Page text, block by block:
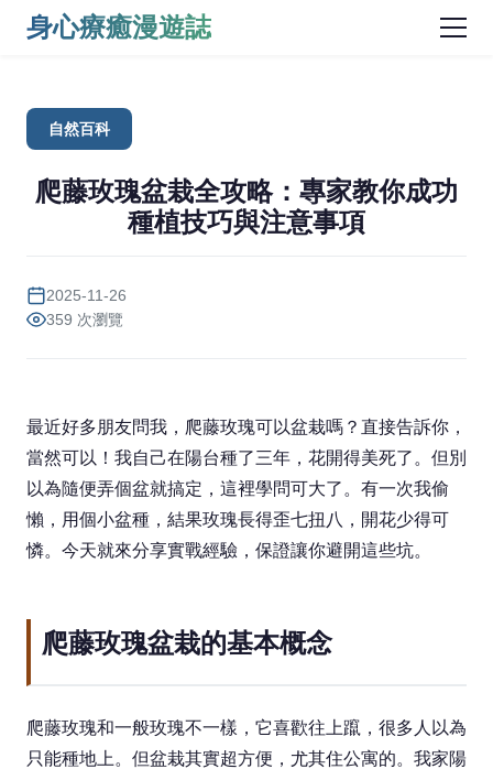
身心療癒漫遊誌
自然百科
爬藤玫瑰盆栽全攻略：專家教你成功
種植技巧與注意事項
2025-11-26
359 次瀏覽
最近好多朋友問我，爬藤玫瑰可以盆栽嗎？直接告訴你，
當然可以！我自己在陽台種了三年，花開得美死了。但別
以為隨便弄個盆就搞定，這裡學問可大了。有一次我偷
懶，用個小盆種，結果玫瑰長得歪七扭八，開花少得可
憐。今天就來分享實戰經驗，保證讓你避開這些坑。
爬藤玫瑰盆栽的基本概念
爬藤玫瑰和一般玫瑰不一樣，它喜歡往上躥，很多人以為
只能種地上。但盆栽其實超方便，尤其住公寓的。我家陽